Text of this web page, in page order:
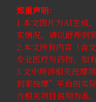
郑重声明：
1.本文图片为AI生成
实情况，请以舒养到
2.本文所有内容（含
专业医疗与药物，如
3.文中所涉相关按摩
到家按摩”平台的实
方相关项目说明为准。